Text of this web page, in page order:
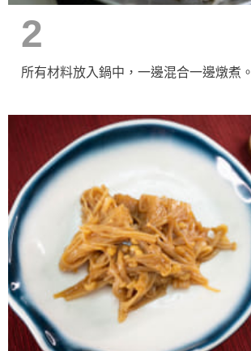
2
所有材料放入鍋中，一邊混合一邊燉煮。